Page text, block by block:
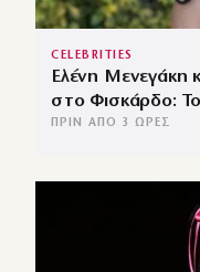
CELEBRITIES
Ελένη Μενεγάκη
στο Φισκάρδο:
ΠΡΙΝ ΑΠΌ 3 ΏΡΕΣ